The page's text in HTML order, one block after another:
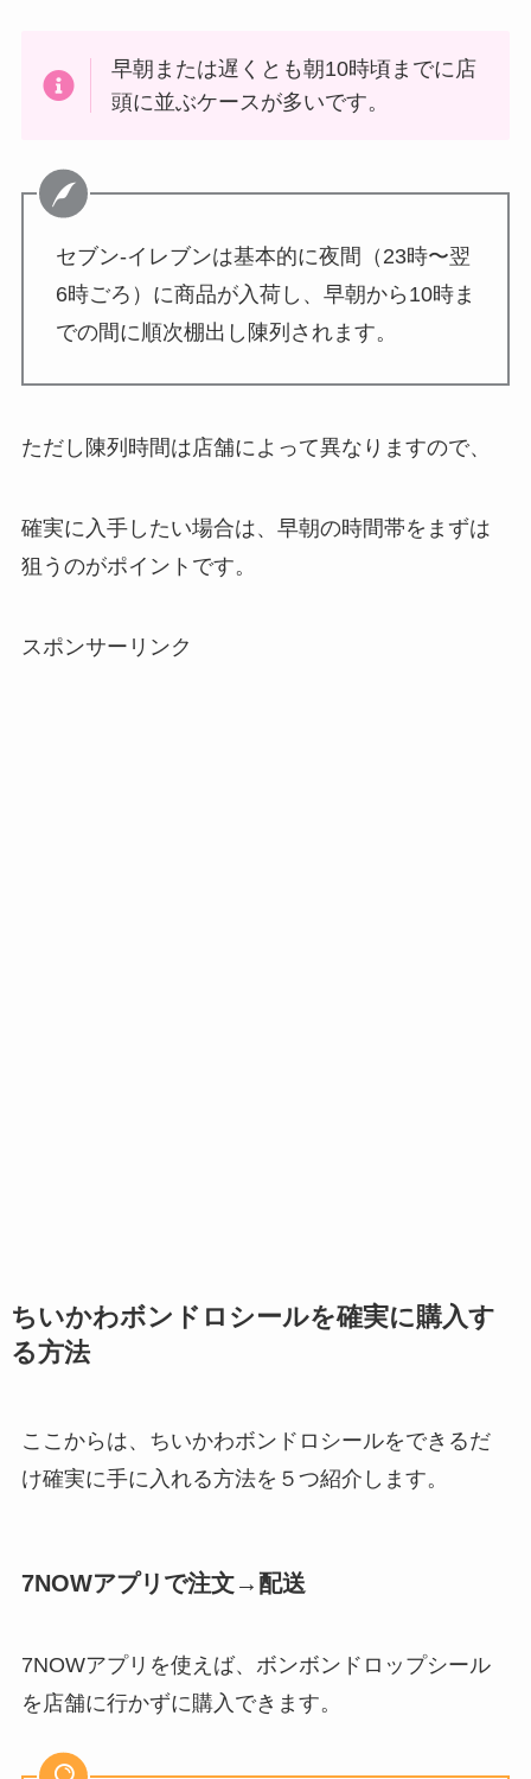
早朝または遅くとも朝10時頃までに店
頭に並ぶケースが多いです。
セブン‐イレブンは基本的に夜間（23時〜翌
6時ごろ）に商品が入荷し、早朝から10時ま
での間に順次棚出し陳列されます。
ただし陳列時間は店舗によって異なりますので、
確実に入手したい場合は、早朝の時間帯をまずは
狙うのがポイントです。
スポンサーリンク
ちいかわボンドロシールを確実に購入す
る方法
ここからは、ちいかわボンドロシールをできるだ
け確実に手に入れる方法を５つ紹介します。
7NOWアプリで注文→配送
7NOWアプリを使えば、ボンボンドロップシール
を店舗に行かずに購入できます。